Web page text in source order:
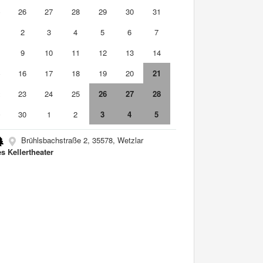
26 27 28 29 30
31
2 3 4 5 6
7
9 10 11 12 13
14
16 17 18 19 20
21
23 24 25 26 27
28
30 1 2 3 4 5
Brühlsbachstraße 2, 35578, Wetzlar
Kellertheater